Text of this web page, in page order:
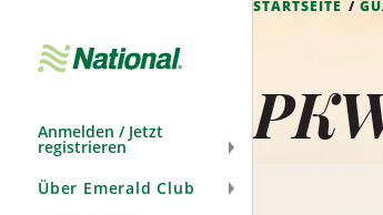
Anmelden / Jetzt
registrieren
Über Emerald Club
STARTSEITE